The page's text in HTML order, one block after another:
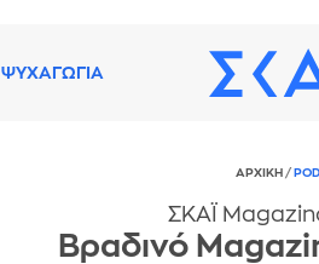
ΨΥΧΑΓΩΓΙΑ
ΑΡΧΙΚΗ /
ΣΚΑΪ
Βραδινό